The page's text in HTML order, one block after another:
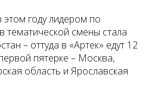
году лидером по
тематической смены стала
– оттуда в «Артек» едут 12
пятерке – Москва,
область и Ярославская